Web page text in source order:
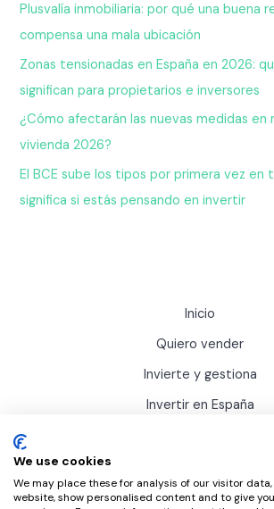
Plusvalía inmobiliaria: por qué una buena
compensa una mala ubicación
Zonas tensionadas en España en 2026:
significan para propietarios e inversores
¿Cómo afectarán las nuevas medidas en
vivienda 2026?
El BCE sube los tipos por primera vez en
significa si estás pensando en invertir
Inicio
Quiero vender
Invierte y gestiona
Invertir en España
We use cookies
We may place these for analysis of our visitor
website, show personalised content and to give